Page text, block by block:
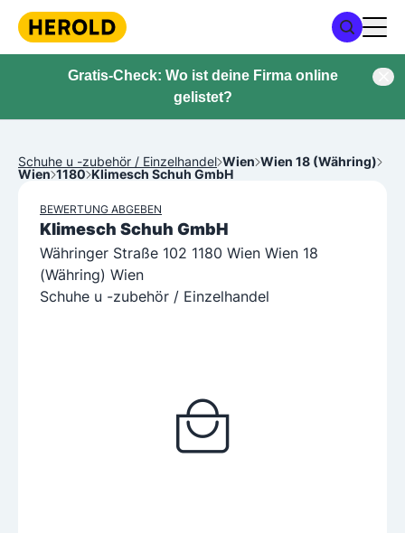
Gratis-Check: Wo ist deine Firma online
gelistet?
Schuhe u -zubehör / Einzelhandel Wien Wien 18 (Währing)
Wien 1180 Klimesch Schuh GmbH
BEWERTUNG ABGEBEN
Klimesch Schuh GmbH
Währinger Straße 102 1180 Wien Wien 18
(Währing) Wien
Schuhe u -zubehör / Einzelhandel